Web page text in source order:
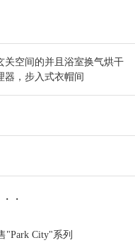
关空间的并且浴室换气烘干
器，步入式衣帽间
・
City"系列